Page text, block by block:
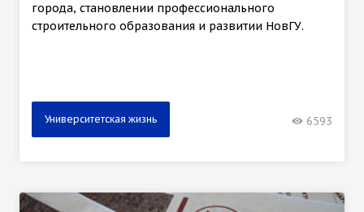
города, становлении профессионального
строительного образования и развитии НовГУ.
Университетская жизнь 6593